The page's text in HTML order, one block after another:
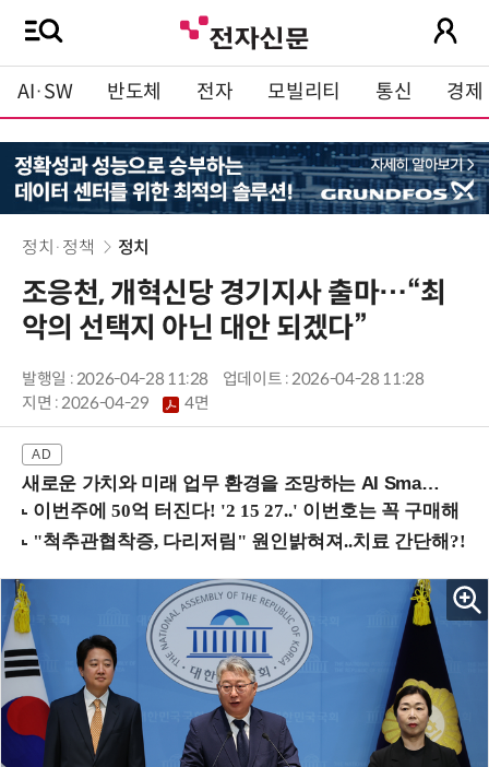
AI·SW 반도체 전자 모빌리티 통신 경제
정치·정책 정치
조응천, 개혁신당 경기지사 출마…“최
악의 선택지 아닌 대안 되겠다”
발행일 : 2026-04-28 11:28
업데이트 : 2026-04-28 11:28
지면 :2026-04-29 4면
새로운 가치와 미래 업무 환경을 조망하는 AI Smart Work Summit 2026 (9/11 코엑스)